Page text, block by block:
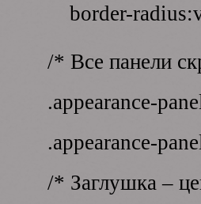
border-
/* Все панели
.appearance-
.appearance-
/* Заглушка –